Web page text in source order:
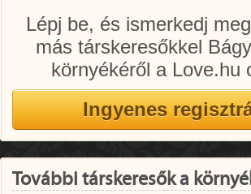
Lépj be, és ismerkedj
más társkeresőkkel
környékéről a Love.hu
További társkeresők a